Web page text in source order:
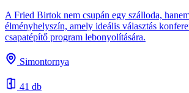
A Fried Birtok nem csupán egy szálloda,
élményhelyszín, amely ideális választás
csapatépítő program lebonyolítására.
Simontornya
41 db